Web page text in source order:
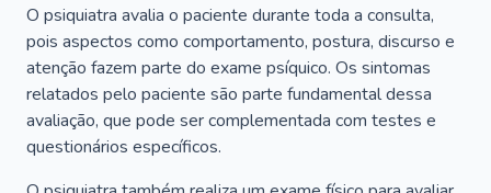
O psiquiatra avalia o paciente durante toda a consulta,
pois aspectos como comportamento, postura, discurso e
atenção fazem parte do exame psíquico. Os sintomas
relatados pelo paciente são parte fundamental dessa
avaliação, que pode ser complementada com testes e
questionários específicos.